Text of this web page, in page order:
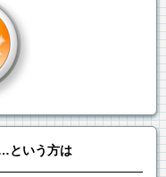
という方は